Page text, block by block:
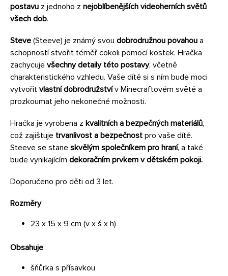
postavu z jednoho z nejoblíbenějších videoherních světů
všech dob.
Steve (Steeve) je známý svou dobrodružnou povahou a
schopností stvořit téměř cokoli pomocí kostek. Hračka
zachycuje všechny detaily této postavy, včetně
charakteristického vzhledu. Vaše dítě si s ním bude moci
vytvořit vlastní dobrodružstvív Minecraftovém světě a
prozkoumat jeho nekonečné možnosti.
Hračka je vyrobena z kvalitních a bezpečných materiálů,
což zajišťuje trvanlivost a bezpečnost pro vaše dítě.
Steeve se stane skvělým společníkem pro hraní, a také
bude vynikajícím dekoračním prvkem v dětském pokoji.
Doporučeno pro děti od 3 let.
Rozměry
23 x 15 x 9 cm (v x š x h)
Obsahuje
šňůrka s přísavkou